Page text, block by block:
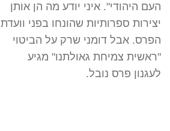
העם היהודי". איני יודע מה הן אותן
יצירות ספרותיות שהונחו בפני וועדת
הפרס. אבל דומני שרק על הביטוי
"ראשית צמיחת גאולתנו" מגיע
לעגנון פרס נובל.